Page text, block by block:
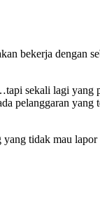
bekerja dengan
sekali lagi yang
pelanggaran
tidak mau